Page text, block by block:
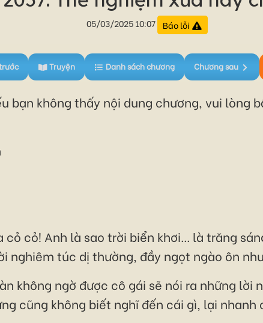
05/03/2025 10:07 Báo lỗi
Truyện Danh sách chương Chương sau
bạn không thấy nội dung chương, vui lòng
cỏ! Anh là sao trời biển khơi... là trăng
nghiêm túc dị thường, đầy ngọt ngào ôn
không ngờ được cô gái sẽ nói ra những lời
cũng không biết nghĩ đến cái gì, lại nhanh